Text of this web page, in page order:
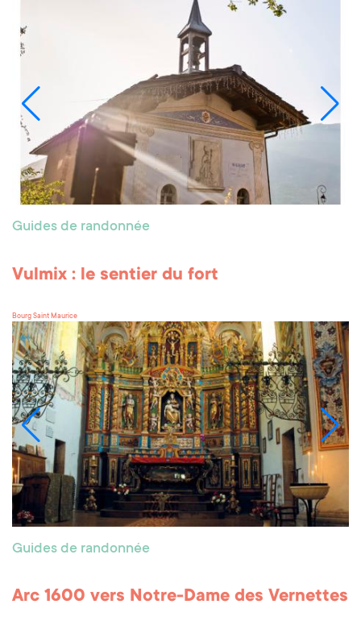
Guides de randonnée
Vulmix : le sentier du fort
Bourg Saint Maurice
Guides de randonnée
Arc 1600 vers Notre-Dame des Vernettes